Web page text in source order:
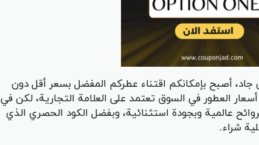
أصبح بإمكانكم اقتناء عطركم المفضل بسعر أقل دون
العطور في السوق تعتمد على العلامة التجارية، لكن في
عالمية وبجودة استثنائية، وبفضل الكود الحصري الذي
شراء.